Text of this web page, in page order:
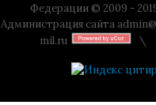
Федерации © 2009 -
Администрация сайта
mil.ru